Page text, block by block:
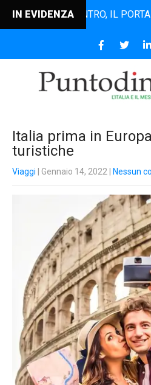
IN EVIDENZA IL PORTALE
Italia prima in
turistiche
Viaggi | Gennaio 14, 2022 Nessun